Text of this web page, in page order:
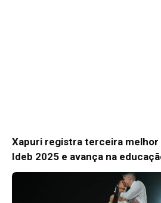
Xapuri registra terceira melhor
Ideb 2025 e avança na